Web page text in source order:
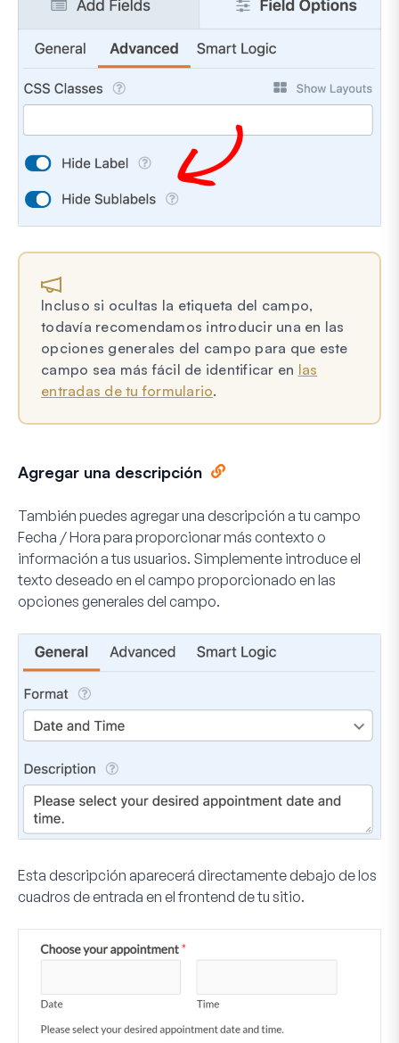
Incluso si ocultas la etiqueta del campo,
todavía recomendamos introducir una en las
opciones generales del campo para que este
campo sea más fácil de identificar en las
entradas de tu formulario.
Agregar una descripción
También puedes agregar una descripción a tu campo
Fecha / Hora para proporcionar más contexto o
información a tus usuarios. Simplemente introduce el
texto deseado en el campo proporcionado en las
opciones generales del campo.
Esta descripción aparecerá directamente debajo de los
cuadros de entrada en el frontend de tu sitio.